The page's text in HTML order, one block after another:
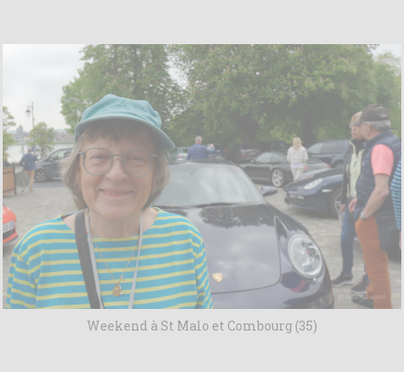
Weekend à St Malo et Combourg (35)